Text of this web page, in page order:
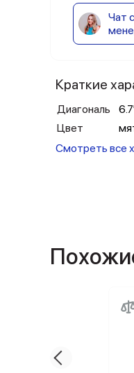
Чат с
Краткие
Диагональ
Цвет
Смотреть все